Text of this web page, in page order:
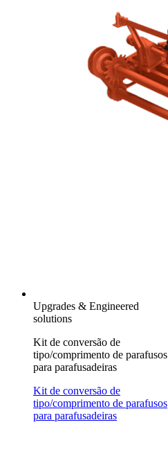
Upgrades & Engineered
solutions
Kit de conversão de
tipo/comprimento de parafusos
para parafusadeiras
Kit de conversão de
tipo/comprimento de parafusos
para parafusadeiras